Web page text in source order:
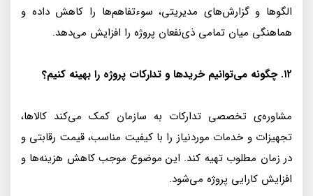
الگوها و گزارش‌های مدیریتی، سوءتفاهم‌ها را کاهش داده و
هماهنگی میان تمامی ذی‌نفعان پروژه را افزایش می‌دهد.
۱۲. چگونه می‌توانیم خریدها و تدارکات پروژه را بهینه کنیم؟
مشاوره‌ی تخصصی تدارکات به سازمان کمک می‌کند کالاها،
تجهیزات و خدمات موردنیاز را با کیفیت مناسب، قیمت رقابتی و
در زمان مطلوب تهیه کند. این موضوع موجب کاهش هزینه‌ها و
افزایش کارایی پروژه می‌شود.